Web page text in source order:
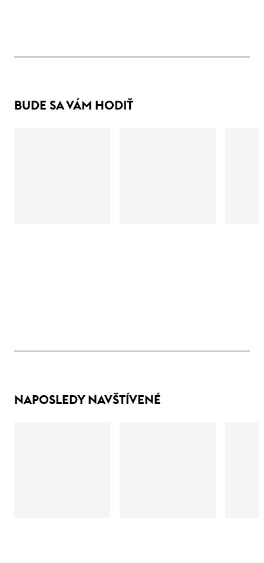
BUDE SA VÁM HODIŤ
NAPOSLEDY NAVŠTÍVENÉ